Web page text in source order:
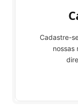
Cadastre-
nossas